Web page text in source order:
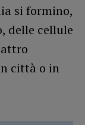
si formino,
delle cellule
città o in